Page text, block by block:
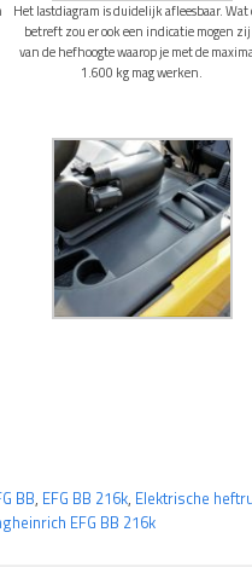
Het lastdiagram is duidelijk afleesbaar. Wat
betreft zou er ook een indicatie mogen
van de hefhoogte waarop je met de
1.600 kg mag werken.
BB, EFG BB 216k, Elektrische
EFG BB 216k